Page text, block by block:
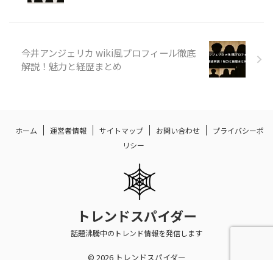
今井アンジェリカ wiki風プロフィール徹底
解説！魅力と経歴まとめ
ホーム 運営者情報 サイトマップ お問い合わせ
プライバシーポ
リシー
トレンドスパイダー
話題沸騰中のトレンド情報を発信します
© 2026 トレンドスパイダー